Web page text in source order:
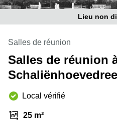
Salle de
Bruxelles
Lieu non
Salles de réunion
Salles de réunion
Local vérifié
25 m²